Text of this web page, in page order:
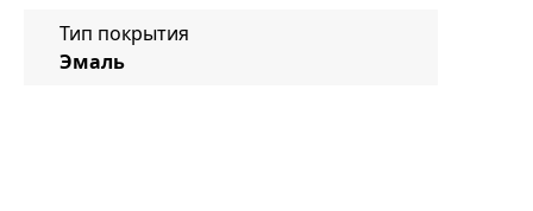
Тип покрытия
Эмаль